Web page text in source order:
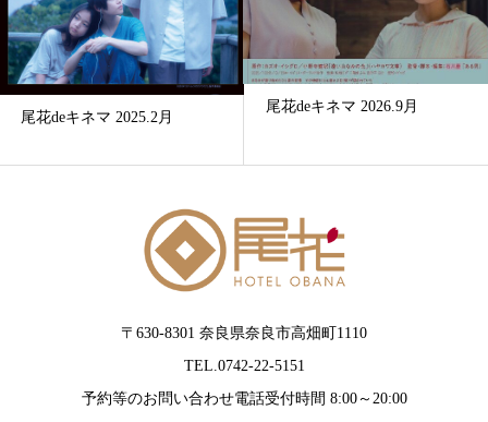
尾花deキネマ 2025.2月
尾花deキネマ 2026.9月
〒630-8301 奈良県奈良市高畑町1110
TEL.0742-22-5151
予約等のお問い合わせ電話受付時間 8:00～20:00